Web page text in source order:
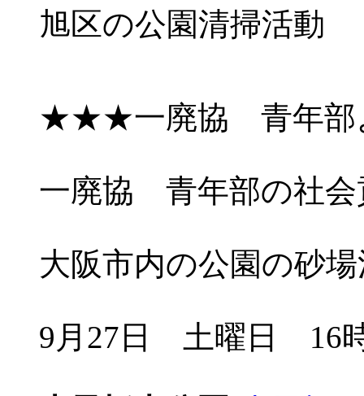
旭区の公園清掃活動
★★★一廃協 青年
一廃協 青年部の社会
大阪市内の公園の砂
9月27日 土曜日 16